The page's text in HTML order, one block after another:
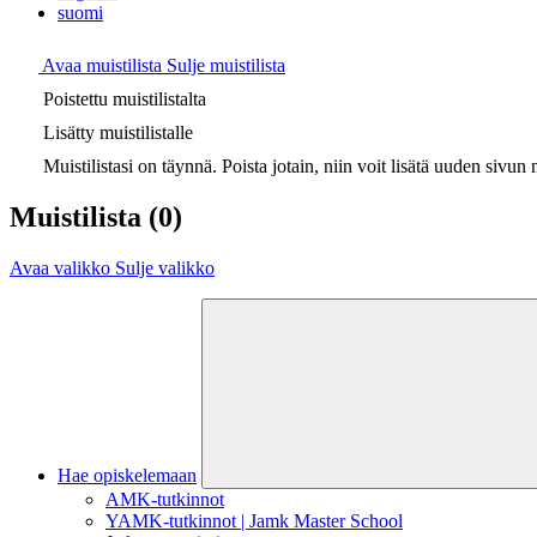
suomi
Avaa muistilista Sulje muistilista
Poistettu muistilistalta
Lisätty muistilistalle
Muistilistasi on täynnä. Poista jotain, niin voit lisätä uuden sivun
Muistilista (0)
Avaa valikko Sulje valikko
Hae opiskelemaan
AMK-tutkinnot
YAMK-tutkinnot | Jamk Master School